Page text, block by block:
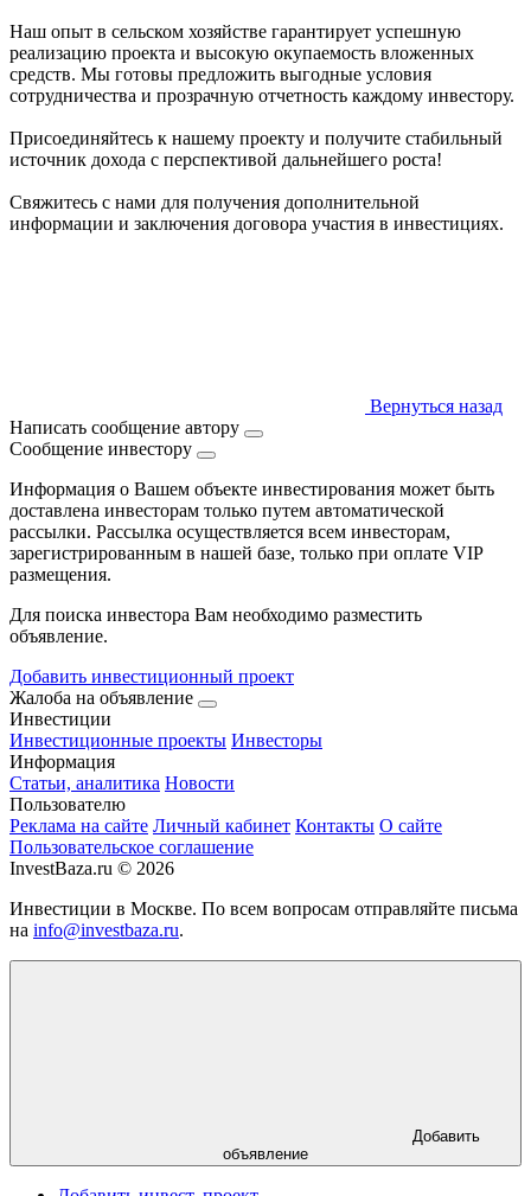
Наш опыт в сельском хозяйстве гарантирует успешную
реализацию проекта и высокую окупаемость вложенных
средств. Мы готовы предложить выгодные условия
сотрудничества и прозрачную отчетность каждому инвестору.
Присоединяйтесь к нашему проекту и получите стабильный
источник дохода с перспективой дальнейшего роста!
Свяжитесь с нами для получения дополнительной
информации и заключения договора участия в инвестициях.
Вернуться назад
Написать сообщение автору
Сообщение инвестору
Информация о Вашем объекте инвестирования может быть
доставлена инвесторам только путем автоматической
рассылки. Рассылка осуществляется всем инвесторам,
зарегистрированным в нашей базе, только при оплате VIP
размещения.
Для поиска инвестора Вам необходимо разместить
объявление.
Добавить инвестиционный проект
Жалоба на объявление
Инвестиции
Инвестиционные проекты Инвесторы
Информация
Статьи, аналитика Новости
Пользователю
Реклама на сайте Личный кабинет Контакты О сайте
Пользовательское соглашение
InvestBaza.ru © 2026
Инвестиции в Москве. По всем вопросам отправляйте письма
на info@investbaza.ru.
Добавить
объявление